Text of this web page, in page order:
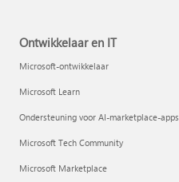
Ontwikkelaar en IT
Microsoft-ontwikkelaar
Microsoft Learn
Ondersteuning voor AI-marketplace-apps
Microsoft Tech Community
Microsoft Marketplace